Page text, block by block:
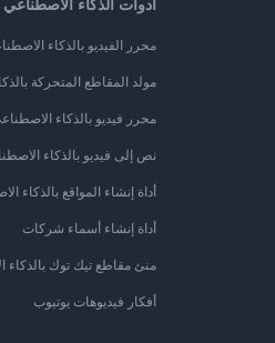
أدوات الذكاء الاصطناعي
محرر الفيديو بالذكاء
مولد المقاطع المتحركة
محرر فيديو بالذكاء
نص إلى فيديو بالذكاء
أداة إنشاء المواقع بالذكاء
أداة إنشاء أسماء شركات
منئ مقاطع تيك توك بالذكاء
أفكار فيديوهات يوتيوب